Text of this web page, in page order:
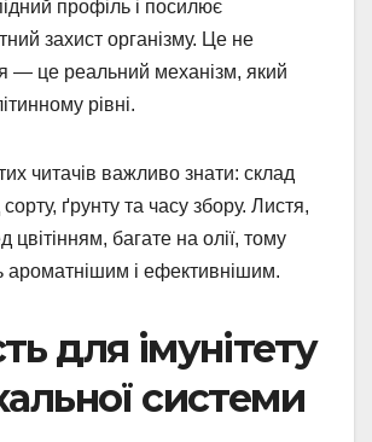
профіль і посилює
захист організму. Це не
— це реальний механізм, який
рівні.
читачів важливо знати: склад
ґрунту та часу збору. Листя,
цвітінням, багате на олії, тому
ароматнішим і ефективнішим.
для імунітету
системи